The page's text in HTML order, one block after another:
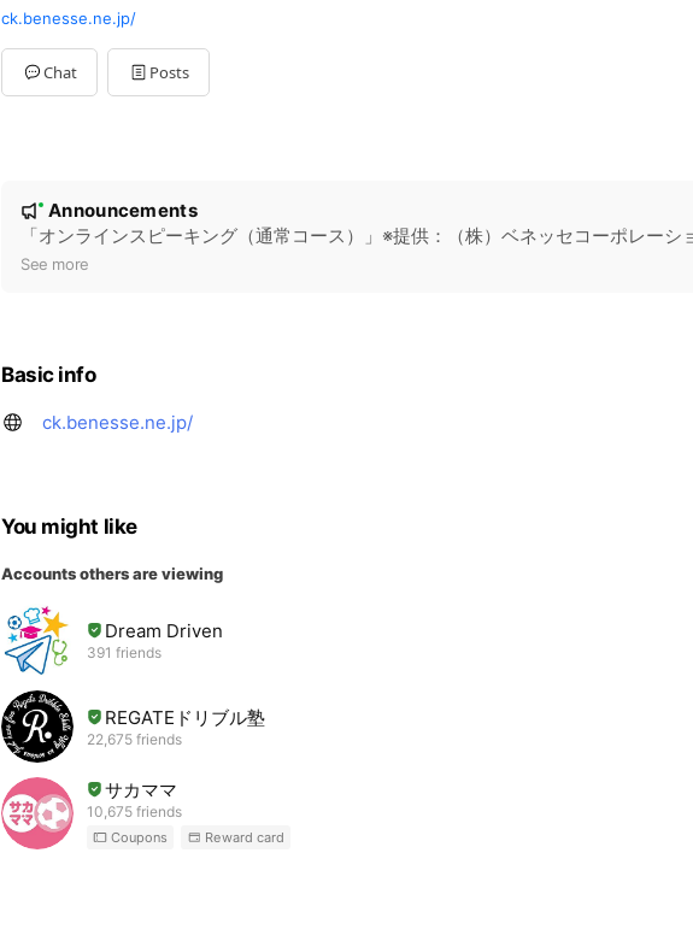
ck.benesse.ne.jp/
Chat Posts
e
New
Announcements
「オンラインスピーキング（通常コース）」※提供：（株）ベネッセコーポレーシ
See more
Basic info
ck.benesse.ne.jp/
You might like
Accounts others are viewing
Dream Driven
391 friends
REGATEドリブル塾
22,675 friends
サカママ
10,675 friends
Coupons Reward card